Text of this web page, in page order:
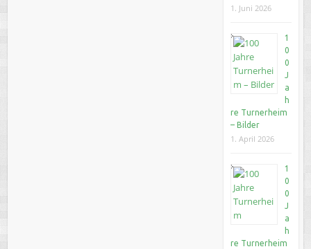
1. Juni 2026
1
0
0
J
a
h
re Turnerheim
– Bilder
1. April 2026
1
0
0
J
a
h
re Turnerheim